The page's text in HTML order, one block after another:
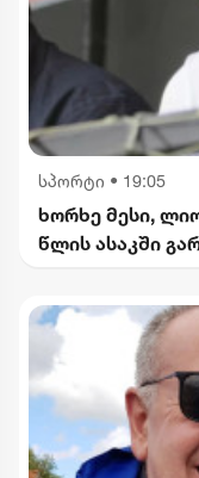
სპორტი • 19:05
ხორხე მესი,
წლის ასაკში